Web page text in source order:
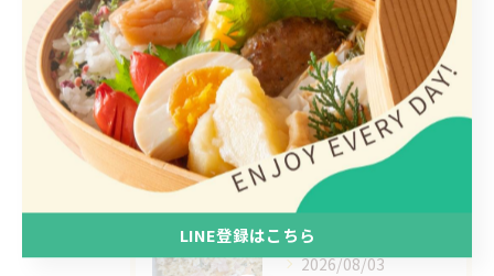
ヘルシー
1人
最近の投稿 Recent Posts
2026/08/03
LINE登録はこちら